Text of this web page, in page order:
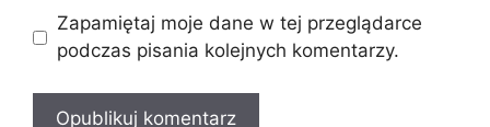
Zapamiętaj moje dane w tej przeglądarce
podczas pisania kolejnych komentarzy.